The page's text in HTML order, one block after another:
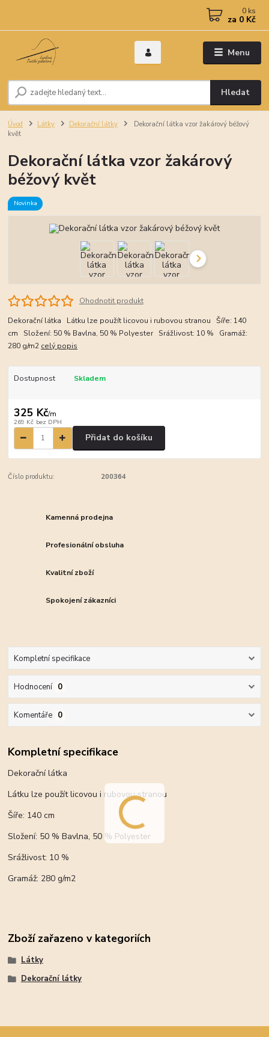
Menu
Hledat
0 ks
za 0 Kč
Úvod Látky Dekorační látky
Dekorační látka vzor žakárový béžový
květ
Dekorační látka vzor žakárový
béžový květ
Novinka
Ohodnotit produkt
Dekorační látka Látku lze použít licovou i rubovou stranou Šíře: 140
cm Složení: 50 % Bavlna, 50 % Polyester Srážlivost: 10 % Gramáž:
280 g/m2 celý popis
Dostupnost Skladem
325 Kč/m
269 Kč bez DPH
Přidat do košíku
Číslo produktu: 200364
Kamenná prodejna
Profesionální obsluha
Kvalitní zboží
Spokojení zákazníci
Kompletní specifikace
Hodnocení 0
Komentáře 0
Kompletní specifikace
Dekorační látka
Látku lze použít licovou i rubovou stranou
Šíře: 140 cm
Složení: 50 % Bavlna, 50 % Polyester
Srážlivost: 10 %
Gramáž: 280 g/m2
Zboží zařazeno v kategoriích
Látky
Dekorační látky